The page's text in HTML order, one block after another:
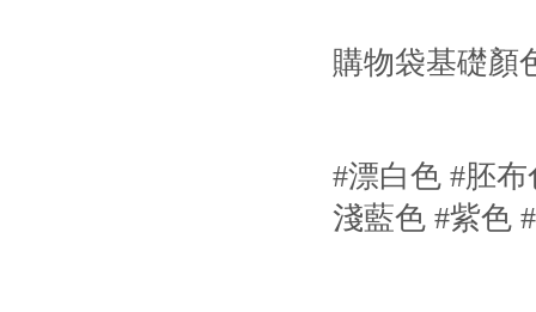
購物袋基礎顏
#漂白色 #胚
淺藍色 #紫色